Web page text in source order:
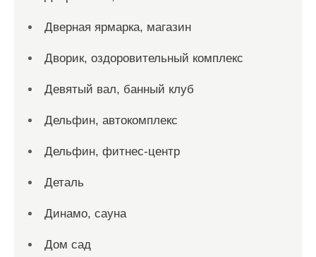
Дверная ярмарка, магазин
Дворик, оздоровительный комплекс
Девятый вал, банный клуб
Дельфин, автокомплекс
Дельфин, фитнес-центр
Деталь
Динамо, сауна
Дом сад